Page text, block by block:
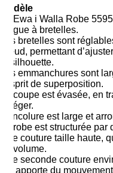
Modèle
La Ewa i Walla Robe
longue à bretelles.
Les bretelles sont
nœud, permettant
la silhouette.
Les emmanchures sont
l’esprit de superposition.
La coupe est évasée, en
et léger.
L’encolure est large et
La robe est structurée
Une couture taille haute,
de volume.
Une seconde couture
qui apporte du